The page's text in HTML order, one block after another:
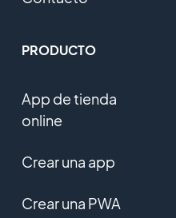
PRODUCTO
App de tienda
online
Crear una app
Crear una PWA